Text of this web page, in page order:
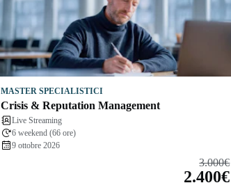
MASTER SPECIALISTICI
Crisis & Reputation Management
Live Streaming
6 weekend (66 ore)
9 ottobre 2026
3.000€
2.400€